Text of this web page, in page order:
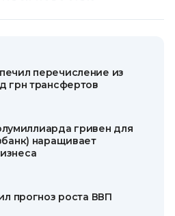
перечисление из
грн трансфертов
гривен для
наращивает
прогноз роста ВВП